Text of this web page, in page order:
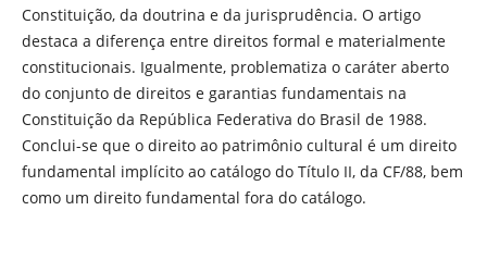
Constituição, da doutrina e da jurisprudência. O artigo
destaca a diferença entre direitos formal e materialmente
constitucionais. Igualmente, problematiza o caráter aberto
do conjunto de direitos e garantias fundamentais na
Constituição da República Federativa do Brasil de 1988.
Conclui-se que o direito ao patrimônio cultural é um direito
fundamental implícito ao catálogo do Título II, da CF/88, bem
como um direito fundamental fora do catálogo.